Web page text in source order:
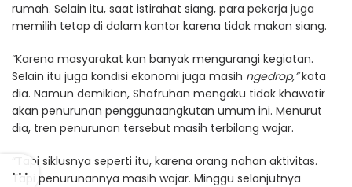
rumah. Selain itu, saat istirahat siang, para pekerja juga
memilih tetap di dalam kantor karena tidak makan siang.
“Karena masyarakat kan banyak mengurangi kegiatan.
Selain itu juga kondisi ekonomi juga masih ngedrop,”kata
dia. Namun demikian, Shafruhan mengaku tidak khawatir
akan penurunan penggunaangkutan umum ini‎. Menurut
dia, tren penurunan tersebut masih terbilang wajar.
“Tapi siklusnya seperti itu, karena orang nahan aktivitas.
Tapi penurunannya masih wajar. Minggu selanjutnya